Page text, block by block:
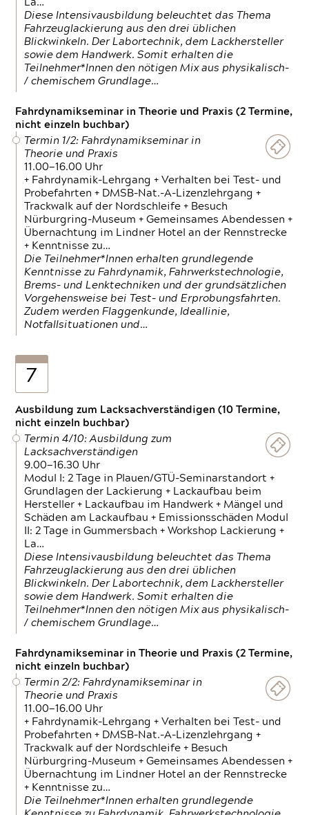
La…
Diese Intensivausbildung beleuchtet das Thema
Fahrzeuglackierung aus den drei üblichen
Blickwinkeln. Der Labortechnik, dem Lackhersteller
sowie dem Handwerk. Somit erhalten die
Teilnehmer*Innen den nötigen Mix aus physikalisch-
/ chemischem Grundlage…
Fahrdynamikseminar in Theorie und Praxis (2 Termine,
nicht einzeln buchbar)
Termin 1/2: Fahrdynamikseminar in
Theorie und Praxis
11.00—16.00 Uhr
+ Fahrdynamik-Lehrgang + Verhalten bei Test- und
Probefahrten + DMSB-Nat.-A-Lizenzlehrgang +
Trackwalk auf der Nordschleife + Besuch
Nürburgring-Museum + Gemeinsames Abendessen +
Übernachtung im Lindner Hotel an der Rennstrecke
+ Kenntnisse zu…
Die Teilnehmer*Innen erhalten grundlegende
Kenntnisse zu Fahrdynamik, Fahrwerkstechnologie,
Brems- und Lenktechniken und der grundsätzlichen
Vorgehensweise bei Test- und Erprobungsfahrten.
Zudem werden Flaggenkunde, Ideallinie,
Notfallsituationen und…
7
Ausbildung zum Lacksachverständigen (10 Termine,
nicht einzeln buchbar)
Termin 4/10: Ausbildung zum
Lacksachverständigen
9.00—16.30 Uhr
Modul I: 2 Tage in Plauen/GTÜ-Seminarstandort +
Grundlagen der Lackierung + Lackaufbau beim
Hersteller + Lackaufbau im Handwerk + Mängel und
Schäden am Lackaufbau + Emissionsschäden Modul
II: 2 Tage in Gummersbach + Workshop Lackierung +
La…
Diese Intensivausbildung beleuchtet das Thema
Fahrzeuglackierung aus den drei üblichen
Blickwinkeln. Der Labortechnik, dem Lackhersteller
sowie dem Handwerk. Somit erhalten die
Teilnehmer*Innen den nötigen Mix aus physikalisch-
/ chemischem Grundlage…
Fahrdynamikseminar in Theorie und Praxis (2 Termine,
nicht einzeln buchbar)
Termin 2/2: Fahrdynamikseminar in
Theorie und Praxis
11.00—16.00 Uhr
+ Fahrdynamik-Lehrgang + Verhalten bei Test- und
Probefahrten + DMSB-Nat.-A-Lizenzlehrgang +
Trackwalk auf der Nordschleife + Besuch
Nürburgring-Museum + Gemeinsames Abendessen +
Übernachtung im Lindner Hotel an der Rennstrecke
+ Kenntnisse zu…
Die Teilnehmer*Innen erhalten grundlegende